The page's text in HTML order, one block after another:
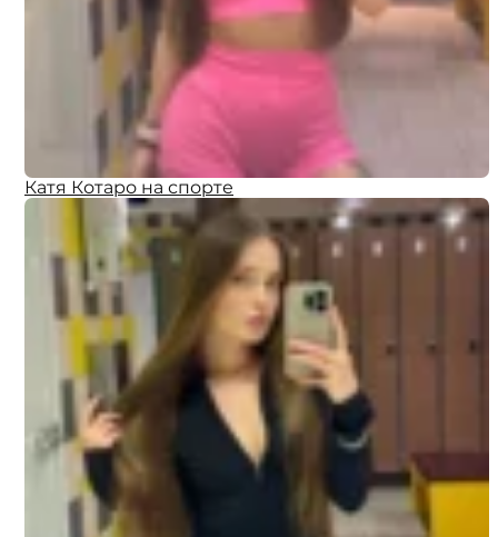
Катя Котаро на спорте